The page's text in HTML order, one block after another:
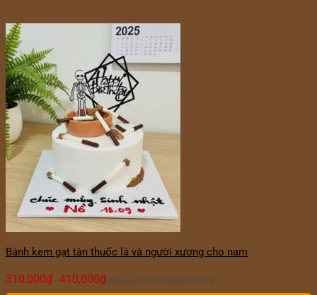
Bánh kem gạt tàn thuốc lá và người xương cho nam
310,000₫ – 410,000₫ Khoảng giá: từ 310,000₫ đến 410,000₫